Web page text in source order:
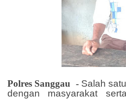
Polres Sanggau -Salah
dengan masyarakat